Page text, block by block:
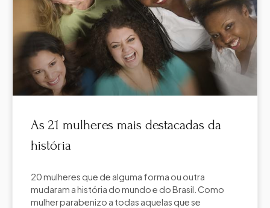
As 21 mulheres mais destacadas da
história
20 mulheres que de alguma forma ou outra
mudaram a história do mundo e do Brasil. Como
mulher parabenizo a todas aquelas que se